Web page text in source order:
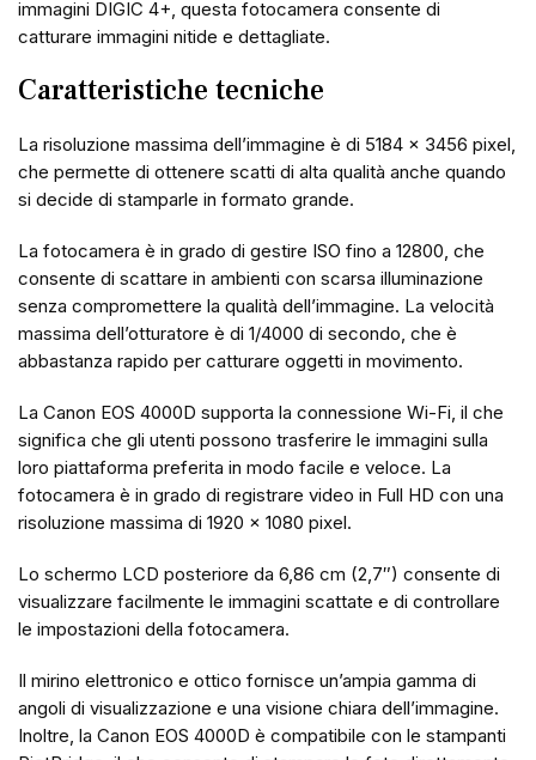
immagini DIGIC 4+, questa fotocamera consente di
catturare immagini nitide e dettagliate.
Caratteristiche tecniche
La risoluzione massima dell’immagine è di 5184 x 3456 pixel,
che permette di ottenere scatti di alta qualità anche quando
si decide di stamparle in formato grande.
La fotocamera è in grado di gestire ISO fino a 12800, che
consente di scattare in ambienti con scarsa illuminazione
senza compromettere la qualità dell’immagine. La velocità
massima dell’otturatore è di 1/4000 di secondo, che è
abbastanza rapido per catturare oggetti in movimento.
La Canon EOS 4000D supporta la connessione Wi-Fi, il che
significa che gli utenti possono trasferire le immagini sulla
loro piattaforma preferita in modo facile e veloce. La
fotocamera è in grado di registrare video in Full HD con una
risoluzione massima di 1920 x 1080 pixel.
Lo schermo LCD posteriore da 6,86 cm (2,7″) consente di
visualizzare facilmente le immagini scattate e di controllare
le impostazioni della fotocamera.
Il mirino elettronico e ottico fornisce un’ampia gamma di
angoli di visualizzazione e una visione chiara dell’immagine.
Inoltre, la Canon EOS 4000D è compatibile con le stampanti